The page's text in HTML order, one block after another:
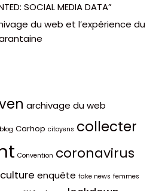
SOCIAL MEDIA DATA”
du web et l’expérience du
archivage du web
blog Carhop citoyens collecter
Convention coronavirus
culture enquête fake news femmes